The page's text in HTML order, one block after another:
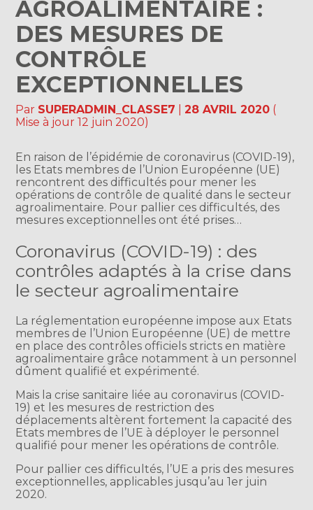
AGROALIMENTAIRE :
DES MESURES DE
CONTRÔLE
EXCEPTIONNELLES
Par SUPERADMIN_CLASSE7 |28 AVRIL 2020 (
Mise à jour 12 juin 2020)
En raison de l’épidémie de coronavirus (COVID-19),
les Etats membres de l’Union Européenne (UE)
rencontrent des difficultés pour mener les
opérations de contrôle de qualité dans le secteur
agroalimentaire. Pour pallier ces difficultés, des
mesures exceptionnelles ont été prises…
Coronavirus (COVID-19) : des
contrôles adaptés à la crise dans
le secteur agroalimentaire
La réglementation européenne impose aux Etats
membres de l’Union Européenne (UE) de mettre
en place des contrôles officiels stricts en matière
agroalimentaire grâce notamment à un personnel
dûment qualifié et expérimenté.
Mais la crise sanitaire liée au coronavirus (COVID-
19) et les mesures de restriction des
déplacements altèrent fortement la capacité des
Etats membres de l’UE à déployer le personnel
qualifié pour mener les opérations de contrôle.
Pour pallier ces difficultés, l’UE a pris des mesures
exceptionnelles, applicables jusqu’au 1er juin
2020.